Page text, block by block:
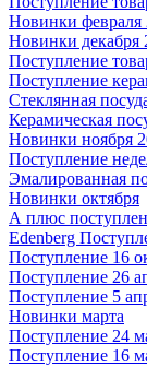
Новинки февраля
Новинки декабря
Поступление
Поступление
Стеклянная
Керамическая
Новинки ноября
Поступление
Эмалированная
Новинки октября
А плюс
Edenberg
Поступление 16
Поступление 26
Поступление 5
Новинки марта
Поступление 24
Поступление 16